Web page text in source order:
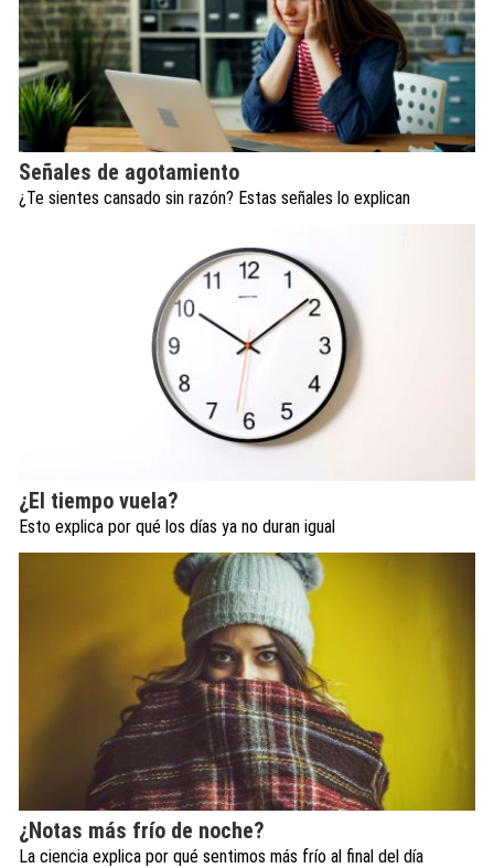
Señales de agotamiento
¿Te sientes cansado sin razón? Estas señales lo explican
¿El tiempo vuela?
Esto explica por qué los días ya no duran igual
¿Notas más frío de noche?
La ciencia explica por qué sentimos más frío al final del día